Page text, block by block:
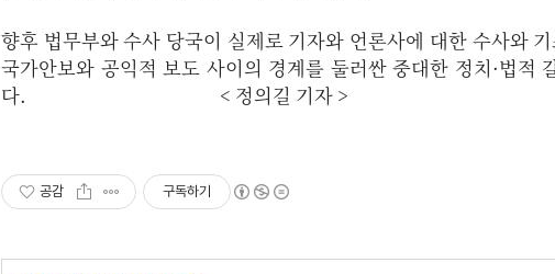
향후 법무부와 수사 당국이 실제로 기자와 언론사에 대한 수사와
국가안보와 공익적 보도 사이의 경계를 둘러싼 중대한 정치·법적
다. < 정의길 기자 >
공감 구독하기